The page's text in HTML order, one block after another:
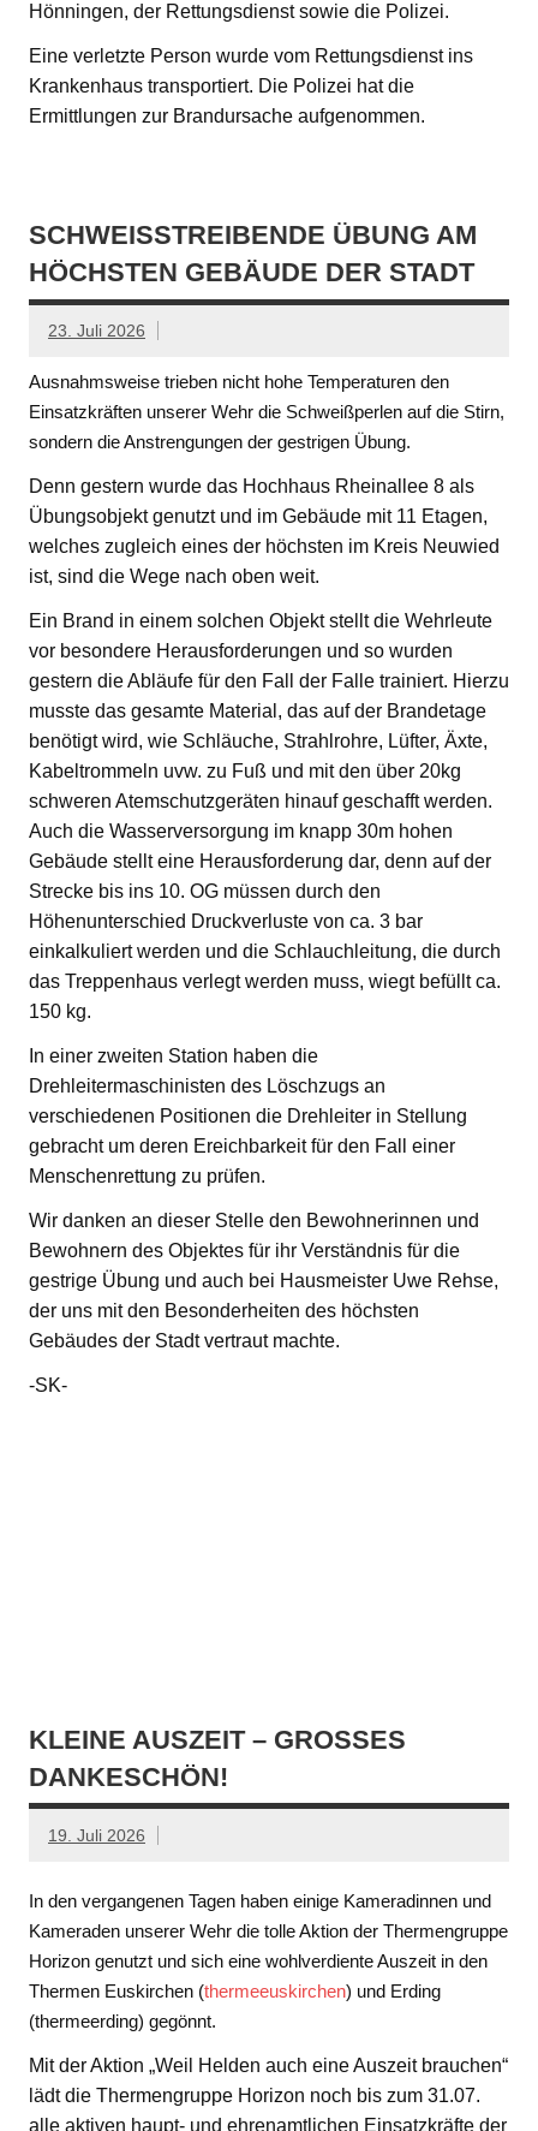
Hönningen, der Rettungsdienst sowie die Polizei.
Eine verletzte Person wurde vom Rettungsdienst ins
Krankenhaus transportiert. Die Polizei hat die
Ermittlungen zur Brandursache aufgenommen.
SCHWEISSTREIBENDE ÜBUNG AM H
ÖCHSTEN GEBÄUDE DER STADT
23. Juli 2026
Ausnahmsweise trieben nicht hohe Temperaturen den
Einsatzkräften unserer Wehr die Schweißperlen auf die Stirn,
sondern die Anstrengungen der gestrigen Übung.
Denn gestern wurde das Hochhaus Rheinallee 8 als
Übungsobjekt genutzt und im Gebäude mit 11 Etagen,
welches zugleich eines der höchsten im Kreis Neuwied
ist, sind die Wege nach oben weit.
Ein Brand in einem solchen Objekt stellt die Wehrleute
vor besondere Herausforderungen und so wurden
gestern die Abläufe für den Fall der Falle trainiert. Hierzu
musste das gesamte Material, das auf der Brandetage
benötigt wird, wie Schläuche, Strahlrohre, Lüfter, Äxte,
Kabeltrommeln uvw. zu Fuß und mit den über 20kg
schweren Atemschutzgeräten hinauf geschafft werden.
Auch die Wasserversorgung im knapp 30m hohen
Gebäude stellt eine Herausforderung dar, denn auf der
Strecke bis ins 10. OG müssen durch den
Höhenunterschied Druckverluste von ca. 3 bar
einkalkuliert werden und die Schlauchleitung, die durch
das Treppenhaus verlegt werden muss, wiegt befüllt ca.
150 kg.
In einer zweiten Station haben die
Drehleitermaschinisten des Löschzugs an
verschiedenen Positionen die Drehleiter in Stellung
gebracht um deren Ereichbarkeit für den Fall einer
Menschenrettung zu prüfen.
Wir danken an dieser Stelle den Bewohnerinnen und
Bewohnern des Objektes für ihr Verständnis für die
gestrige Übung und auch bei Hausmeister Uwe Rehse,
der uns mit den Besonderheiten des höchsten
Gebäudes der Stadt vertraut machte.
-SK-
KLEINE AUSZEIT – GROSSES D
ANKESCHÖN!
19. Juli 2026
In den vergangenen Tagen haben einige Kameradinnen und
Kameraden unserer Wehr die tolle Aktion der Thermengruppe
Horizon genutzt und sich eine wohlverdiente Auszeit in den
Thermen Euskirchen (thermeeuskirchen) und Erding
(thermeerding) gegönnt.
Mit der Aktion „Weil Helden auch eine Auszeit brauchen“
lädt die Thermengruppe Horizon noch bis zum 31.07.
alle aktiven haupt- und ehrenamtlichen Einsatzkräfte der